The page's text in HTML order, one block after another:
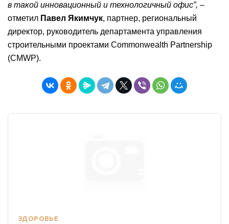
в такой инновационный и технологичный офис”, –
отметил Павел Якимчук, партнер, региональный
директор, руководитель департамента управления
строительными проектами Commonwealth Partnership
(CMWP).
ЗДОРОВЬЕ